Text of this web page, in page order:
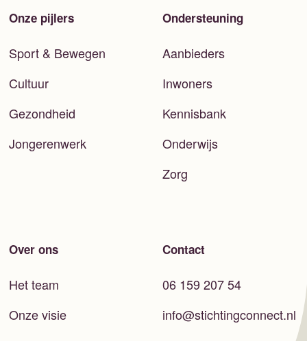
Onze pijlers
Sport & Bewegen
Cultuur
Gezondheid
Jongerenwerk
Ondersteuning
Aanbieders
Inwoners
Kennisbank
Onderwijs
Zorg
Over ons
Het team
Onze visie
Contact
06 159 207 54
info@stichtingconnect.nl